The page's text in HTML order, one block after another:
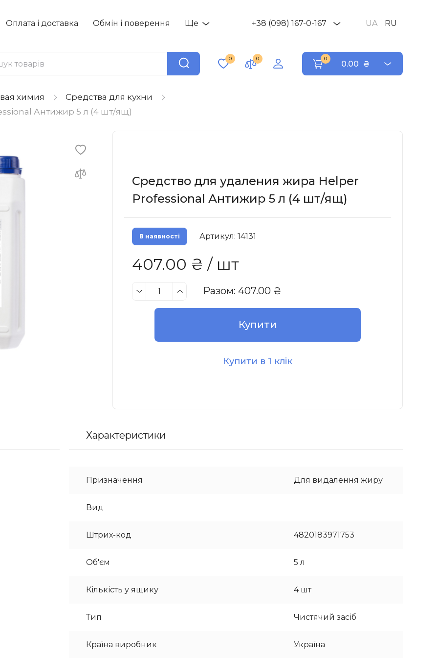
Оплата і доставка Обмін і поверення Ще +38 (098) 167-0-167 UA RU
0 0 0
0.00 ₴
химия
Средства для кухни
Антижир 5 л (4 шт/ящ)
Средство для удаления жира Helper
Professional Антижир 5 л (4 шт/ящ)
В наявності Артикул: 14131
407.00 ₴ / шт
Разом: 407.00 ₴
Купити
Купити в 1 клік
Характеристики
Призначення Для видалення жиру
Вид
Штрих-код 4820183971753
Об'єм 5 л
Кількість у ящику 4 шт
Тип Чистячий засіб
Країна виробник Україна